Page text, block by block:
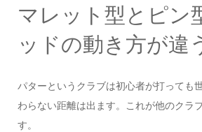
マレット型とピン
ッドの動き方が違
パターというクラブは初心者が打っても
わらない距離は出ます。これが他のクラ
す。